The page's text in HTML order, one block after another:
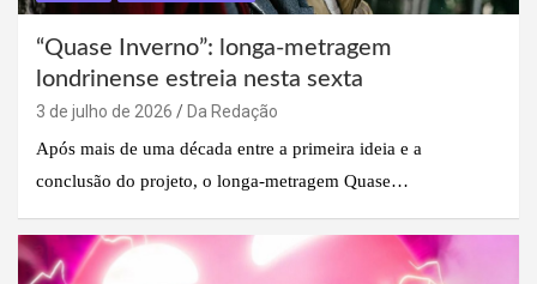
“Quase Inverno”: longa-metragem
londrinense estreia nesta sexta
3 de julho de 2026
Da Redação
Após mais de uma década entre a primeira ideia e a
conclusão do projeto, o longa-metragem Quase…